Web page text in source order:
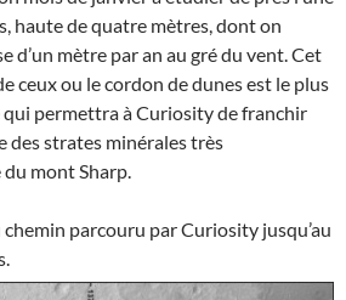
haute de quatre mètres, dont on
d’un mètre par an au gré du vent. Cet
ceux ou le cordon de dunes est le plus
permettra à Curiosity de franchir
des strates minérales très
du mont Sharp.
parcouru par Curiosity jusqu’au